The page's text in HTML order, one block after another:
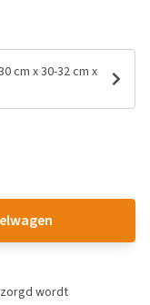
cm x 30-32 cm x
wordt